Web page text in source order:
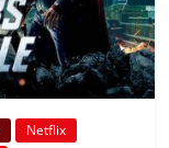
Netflix